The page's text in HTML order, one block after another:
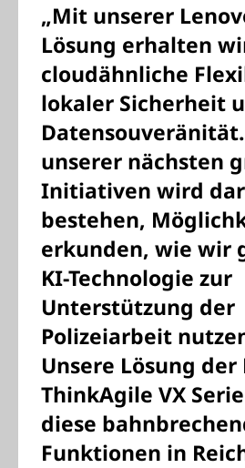
„Mit unserer
Lösung erhalten
cloudähnliche
lokaler Sicherheit
unserer nächsten
Initiativen wird
bestehen,
erkunden, wie wir
KI-Technologie zur
Unterstützung der
Polizeiarbeit
Unsere Lösung der
ThinkAgile VX
diese
Funktionen in